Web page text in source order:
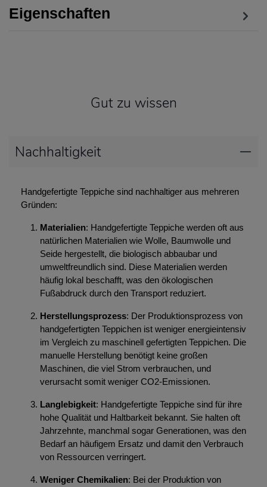
Eigenschaften
Gut zu wissen
Nachhaltigkeit
Handgefertigte Teppiche sind nachhaltiger aus mehreren
Gründen:
Materialien: Handgefertigte Teppiche werden oft aus
natürlichen Materialien wie Wolle, Baumwolle und
Seide hergestellt, die biologisch abbaubar und
umweltfreundlich sind. Diese Materialien werden
häufig lokal beschafft, was den ökologischen
Fußabdruck durch den Transport reduziert.
Herstellungsprozess: Der Produktionsprozess von
handgefertigten Teppichen ist weniger energieintensiv
im Vergleich zu maschinell gefertigten Teppichen. Die
manuelle Herstellung benötigt keine großen
Maschinen, die viel Strom verbrauchen, und
verursacht somit weniger CO2-Emissionen.
Langlebigkeit: Handgefertigte Teppiche sind für ihre
hohe Qualität und Haltbarkeit bekannt. Sie halten oft
Jahrzehnte, manchmal sogar Generationen, was den
Bedarf an häufigem Ersatz und damit den Verbrauch
von Ressourcen verringert.
Weniger Chemikalien: Bei der Produktion von